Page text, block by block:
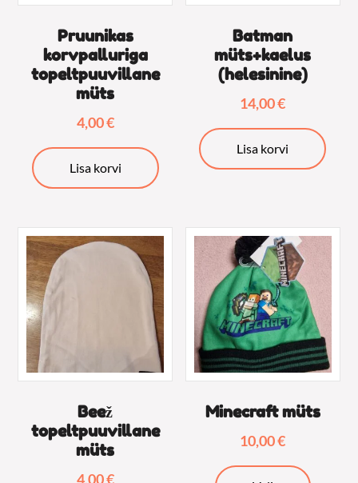
Pruunikas
korvpalluriga
topeltpuuvillane
müts
4,00€
Lisa korvi
Batman
müts+kaelus
(helesinine)
14,00€
Lisa korvi
Beež
topeltpuuvillane
müts
4,00€
Minecraft müts
10,00€